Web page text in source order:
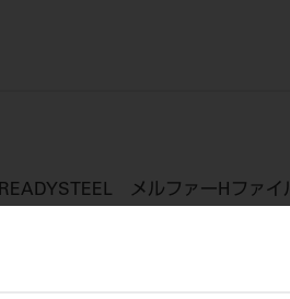
READYSTEEL メルファーHファ